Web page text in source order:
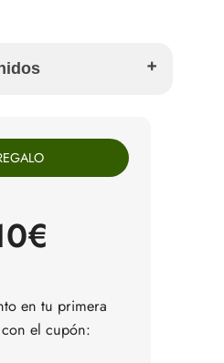
Mercat del Ninot si quieres
queso y embutido para
juego
una de las compras con
mercado
en tu primera
el cupón: